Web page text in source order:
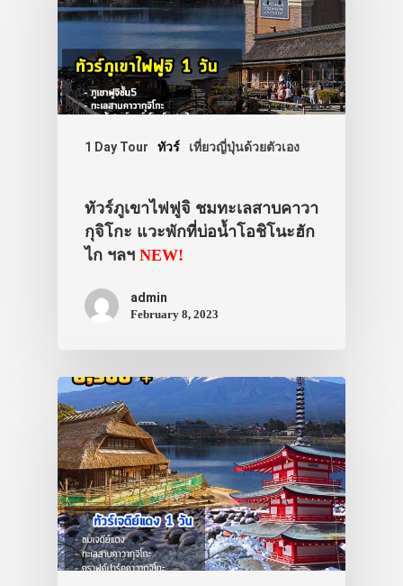
1 Day Tour ทัวร์ เที่ยวญี่ปุ่นด้วยตัวเอง
ทัวร์ภูเขาไฟฟูจิ ชมทะเลสาบคาวา
กุจิโกะ แวะพักที่บ่อน้ำโอชิโนะฮัก
ไก ฯลฯ NEW!
admin
February 8, 2023